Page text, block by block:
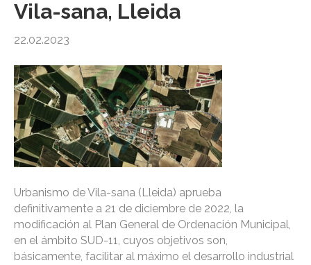
Vila-sana, Lleida
22.02.2023
Urbanismo de Vila-sana (Lleida) aprueba
definitivamente a 21 de diciembre de 2022, la
modificación al Plan General de Ordenación Municipal,
en el ámbito SUD-11, cuyos objetivos son,
básicamente, facilitar al máximo el desarrollo industrial